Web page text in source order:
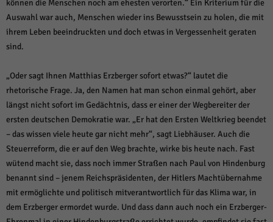
können die Menschen noch am ehesten verorten.“ Ein Kriterium für die
Auswahl war auch, Menschen wieder ins Bewusstsein zu holen, die mit
ihrem Leben beeindruckten und doch etwas in Vergessenheit geraten
sind.
„Oder sagt Ihnen Matthias Erzberger sofort etwas?“ lautet die
rhetorische Frage. Ja, den Namen hat man schon einmal gehört, aber
längst nicht sofort im Gedächtnis, dass er einer der Wegbereiter der
ersten deutschen Demokratie war. „Er hat den Ersten Weltkrieg beendet
– das wissen viele heute gar nicht mehr“, sagt Liebhäuser. Auch die
Steuerreform, die er auf den Weg brachte, wirke bis heute nach. Fast
wütend macht sie, dass noch immer Straßen nach Paul von Hindenburg
benannt sind – jenem Reichspräsidenten, der Hitlers Machtübernahme
mit ermöglichte und politisch mitverantwortlich für das Klima war, in
dem Erzberger ermordet wurde. Und dass dann auch noch ein Erzberger-